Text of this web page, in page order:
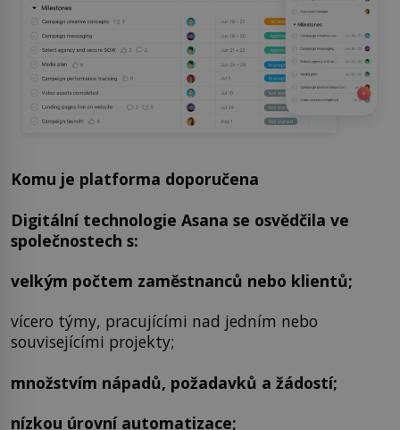
Komu je platforma doporučena
Digitální technologie Asana se osvědčila ve
společnostech s:
velkým počtem zaměstnanců nebo klientů;
vícero týmy, pracujícími nad jedním nebo
souvisejícími projekty;
množstvím nápadů, požadavků a žádostí;
nízkou úrovní automatizace;